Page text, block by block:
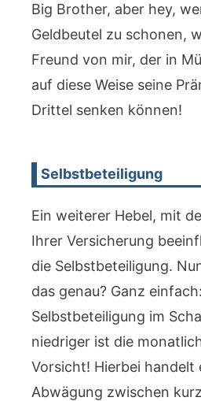
Big Brother, aber hey,
Geldbeutel zu schonen,
Freund von mir, der in
auf diese Weise seine
Drittel senken können!
Selbstbeteiligung
Ein weiterer Hebel, mit
Ihrer Versicherung
die Selbstbeteiligung.
das genau? Ganz
Selbstbeteiligung im
niedriger ist die
Vorsicht! Hierbei handelt
Abwägung zwischen